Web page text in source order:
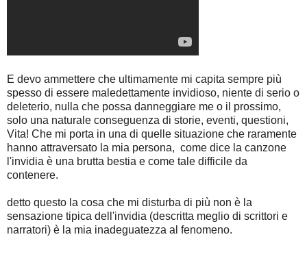
E devo ammettere che ultimamente mi capita sempre più
spesso di essere maledettamente invidioso, niente di serio o
deleterio, nulla che possa danneggiare me o il prossimo,
solo una naturale conseguenza di storie, eventi, questioni,
Vita! Che mi porta in una di quelle situazione che raramente
hanno attraversato la mia persona, come dice la canzone
l'invidia è una brutta bestia e come tale difficile da
contenere.
detto questo la cosa che mi disturba di più non è la
sensazione tipica dell'invidia (descritta meglio di scrittori e
narratori) è la mia inadeguatezza al fenomeno.